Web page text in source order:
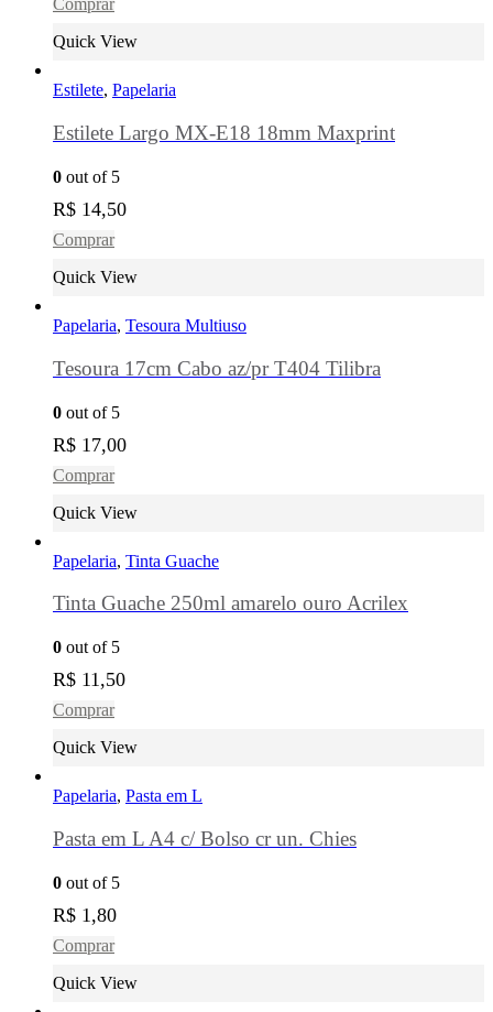
Comprar
Quick View
Estilete, Papelaria
Estilete Largo MX-E18 18mm Maxprint
0 out of 5
R$ 14,50
Comprar
Quick View
Papelaria, Tesoura Multiuso
Tesoura 17cm Cabo az/pr T404 Tilibra
0 out of 5
R$ 17,00
Comprar
Quick View
Papelaria, Tinta Guache
Tinta Guache 250ml amarelo ouro Acrilex
0 out of 5
R$ 11,50
Comprar
Quick View
Papelaria, Pasta em L
Pasta em L A4 c/ Bolso cr un. Chies
0 out of 5
R$ 1,80
Comprar
Quick View